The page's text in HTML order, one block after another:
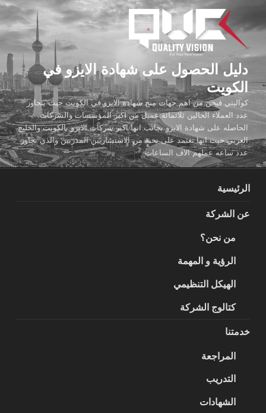
المحتوى
دليل الحصول على شهادة الايزو في
الكويت
كواليتي فيجن من اهم جهات منح شهادة الايزو في الكويت حيث يتجاوز
عدد العملاء الحالين ثلاثمائة عميل من اكبر المؤسسات والشركات
الحاصله على شهادة الايزو بجانب انها اكبر شركات الايزو بالكويت والخليج
العربي حيث انها تعتمد على نخبة من الاستشاريين المدربين والذي تجاوز
عدد ساعه عملهم الاف الساعات
الرئيسية
عن الشركة
من نحن؟
الرؤية و المهمة
الهيكل التنظيمي
كتالوج الشركة
خدمتنا
المراجعة
التدريب
الشهادات